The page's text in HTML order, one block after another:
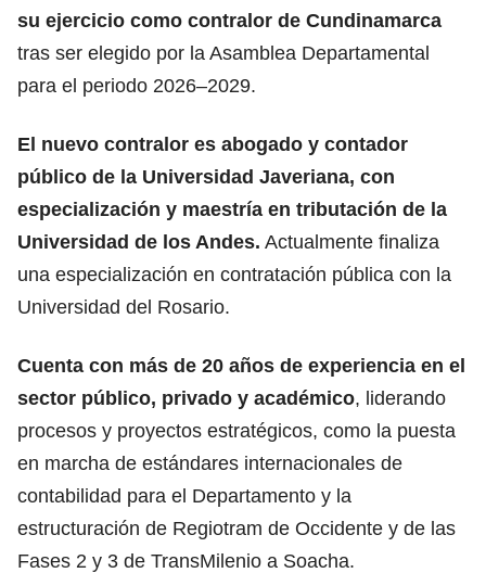
su ejercicio como contralor de Cundinamarca
tras ser elegido por la Asamblea Departamental
para el periodo 2026–2029.
El nuevo contralor es abogado y contador
público de la Universidad Javeriana, con
especialización y maestría en tributación de la
Universidad de los Andes. Actualmente finaliza
una especialización en contratación pública con la
Universidad del Rosario.
Cuenta con más de 20 años de experiencia en el
sector público, privado y académico, liderando
procesos y proyectos estratégicos, como la puesta
en marcha de estándares internacionales de
contabilidad para el Departamento y la
estructuración de Regiotram de Occidente y de las
Fases 2 y 3 de TransMilenio a Soacha.